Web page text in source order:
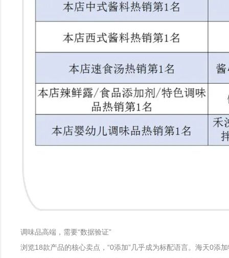
调味品高端，需要“数据验证”
浏览18款产品的核心卖点，“0添加”几乎成为标配语言。海天0添